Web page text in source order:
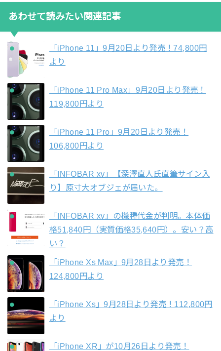
あわせて読みたい関連記事
「iPhone 11」9月20日より発売！74,800円
より
「iPhone 11 Pro Max」9月20日より発売！
119,800円より
「iPhone 11 Pro」9月20日より発売！
106,800円より
「INFOBAR xv」【深澤直人氏直筆サイン入
り】原寸大オブジェが届いた。
「INFOBAR xv」の機種代金が判明。本体価
格51,840円（実質価格35,640円）。安い？高
い？
「iPhone Xs Max」9月28日より発売！
124,800円より
「iPhone Xs」9月28日より発売！112,800円
より
「iPhone XR」が10月26日より発売！